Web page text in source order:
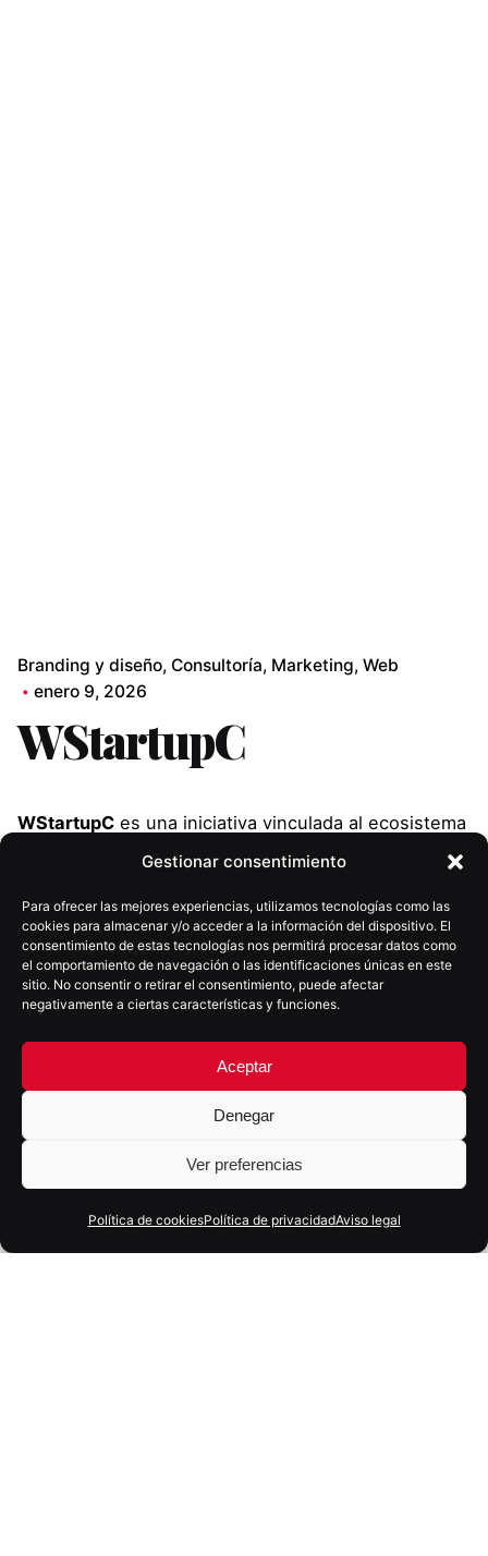
Gestionar consentimiento
Para ofrecer las mejores experiencias, utilizamos tecnologías como las
cookies para almacenar y/o acceder a la información del dispositivo. El
consentimiento de estas tecnologías nos permitirá procesar datos como
el comportamiento de navegación o las identificaciones únicas en este
sitio. No consentir o retirar el consentimiento, puede afectar
negativamente a ciertas características y funciones.
Aceptar
Denegar
Ver preferencias
Política de cookiesPolítica de privacidadAviso legal
Branding y diseño Consultoría Marketing Web
enero 9, 2026
WStartupC
WStartupC es una iniciativa vinculada al ecosistema
de emprendimiento e innovación en Canarias,
conexiones dentro del ámbito empresarial y
tecnológico.Su actividad requería una presencia
digital capaz de comunicar con claridad su
propuesta, reforzar su posicionamiento y acompañar
de acciones y eventos específicos dentro de su